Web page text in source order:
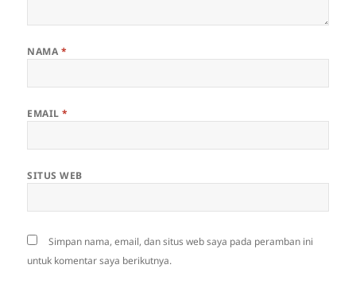
NAMA *
EMAIL*
SITUS WEB
Simpan nama, email, dan situs web saya pada peramban ini
untuk komentar saya berikutnya.